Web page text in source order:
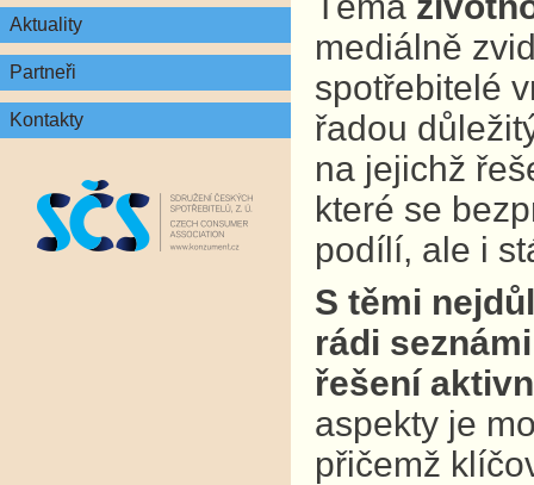
Aktuality
Partneři
Kontakty
mediálně
spotřebitelé
řadou
na jejichž
které se
podílí, ale i
S těmi
rádi
řešení
aspekty je
přičemž